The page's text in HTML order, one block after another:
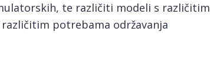
te različiti modeli s različitim
potrebama održavanja